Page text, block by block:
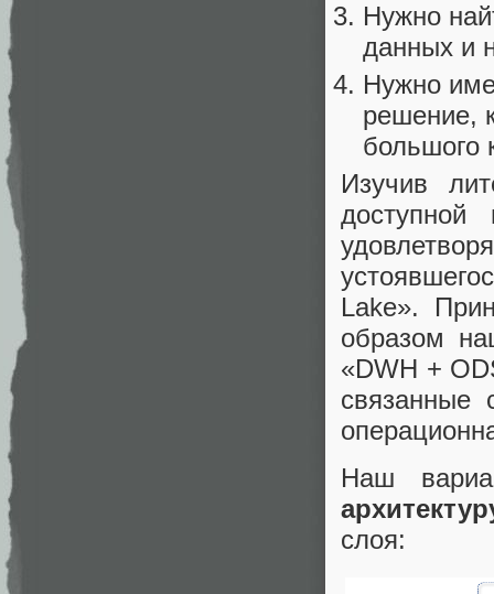
Нужно
данных и
Нужно
решение,
большого
Изучив
Lake».
образом
«DWH +
связанные
Наш
слоя: